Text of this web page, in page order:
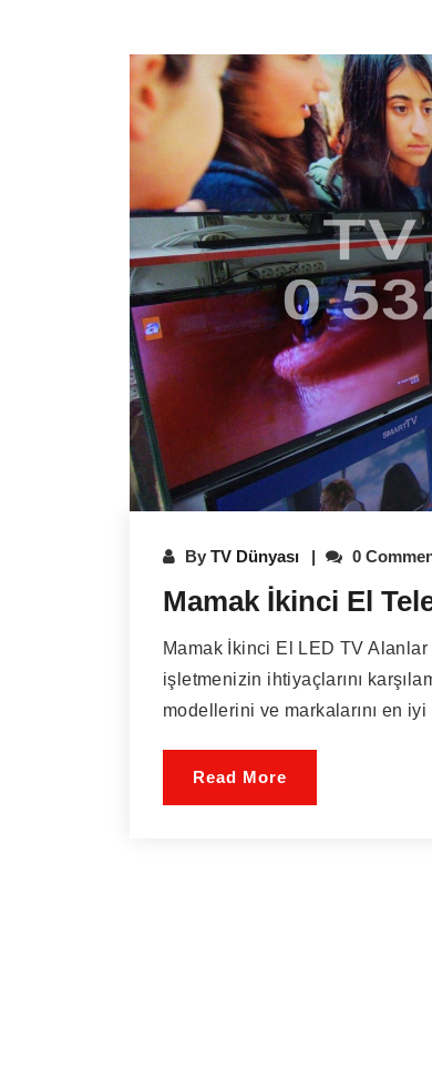
By TV Dünyası 0
Mamak İkinci El
Mamak İkinci El LED TV
işletmenizin ihtiyaçlarını
modellerini ve markalarını en
Read More